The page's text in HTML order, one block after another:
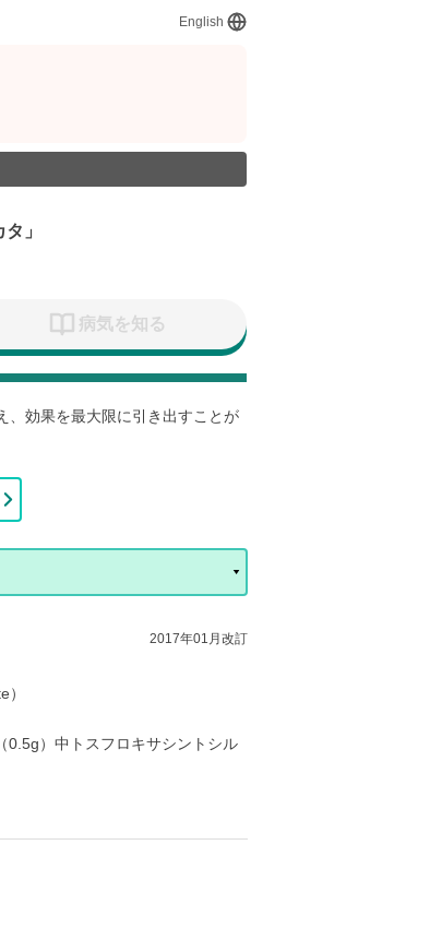
English
」
病気を知る
、効果を最大限に引き出すことが
2017年01月改訂
0.5g）中トスフロキサシントシル